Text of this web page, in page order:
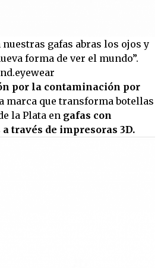
nuestras gafas abras los ojos y
forma de ver el mundo”.
por la contaminación por
marca que transforma botellas
la Plata en gafas con
través de impresoras 3D.